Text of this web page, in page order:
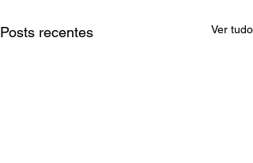
Posts recentes Ver tudo